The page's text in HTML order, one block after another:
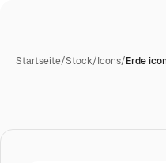
Startseite/Stock/Icons/Erde